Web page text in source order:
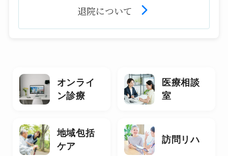
退院について
オンライ
ン診療
医療相談
室
地域包括
ケア
訪問リハ